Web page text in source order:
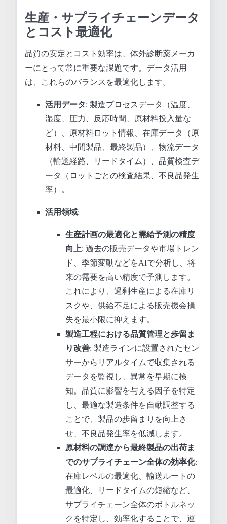
生産・サプライチェーンデータ
とコスト最適化
品質の安定とコスト効率は、体外診断薬メーカ
ーにとって常に重要な課題です。データ活用
は、これらのバランスを最適化します。
活用データ: 製造プロセスデータ（温度、
湿度、圧力、反応時間、原材料投入量な
ど）、原材料ロット情報、在庫データ（原
材料、中間製品、最終製品）、物流データ
（輸送経路、リードタイム）、品質検査デ
ータ（ロットごとの検査結果、不良品発生
率）。
活用領域:
生産計画の最適化と需給予測の精度
向上: 過去の販売データや市場トレン
ド、季節変動などをAIで分析し、将
来の需要を高い精度で予測します。
これにより、過剰生産による在庫リ
スクや、供給不足による販売機会損
失を最小限に抑えます。
製造工程における品質管理と歩留ま
り改善: 製造ラインに設置されたセン
サーからリアルタイムで収集される
データを監視し、異常を早期に検
知。品質に影響を与える因子を特定
し、最適な製造条件を自動調整する
ことで、製品の歩留まりを向上さ
せ、不良品発生率を低減します。
原材料の調達から最終製品の出荷ま
でのサプライチェーン全体の効率化:
在庫レベルの最適化、輸送ルートの
最適化、リードタイムの短縮など、
サプライチェーン全体のボトルネッ
クを特定し、効率化することで、運